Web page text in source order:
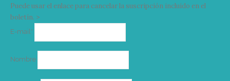
Puede usar el enlace para cancelar la suscripción incluido en el
boletín. >
E-mail*
Nombre